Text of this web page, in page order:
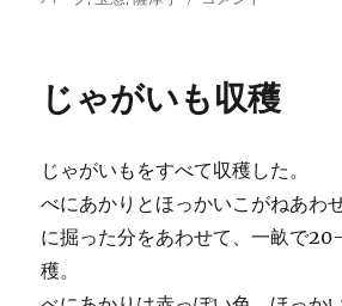
き、
植
え
け
じゃがいも収穫
じゃがいもをすべて収穫した。
べにあかりとほっかいこがねあわ
に掘った分をあわせて、一畝で
穫。